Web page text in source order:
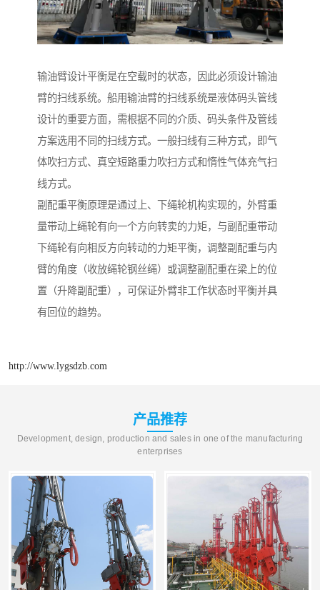
输油臂设计平衡是在空载时的状态，因此必须设计输油
臂的扫线系统。船用输油臂的扫线系统是液体码头管线
设计的重要方面，需根据不同的介质、码头条件及管线
方案选用不同的扫线方式。一般扫线有三种方式，即气
体吹扫方式、真空短路重力吹扫方式和惰性气体充气扫
线方式。
副配重平衡原理是通过上、下绳轮机构实现的，外臂重
量带动上绳轮有向一个方向转卖的力矩，与副配重带动
下绳轮有向相反方向转动的力矩平衡，调整副配重与内
臂的角度（收放绳轮钢丝绳）或调整副配重在梁上的位
置（升降副配重），可保证外臂非工作状态时平衡并具
有回位的趋势。
http://www.lygsdzb.com
产品推荐
Development, design, production and sales in one of the manufacturing
enterprises